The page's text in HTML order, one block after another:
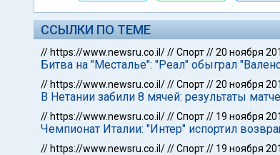
ССЫЛКИ ПО ТЕМЕ
// https://www.newsru.co.il///Спорт//20 ноября
Битва на "Месталье": "Реал" обыграл
// https://www.newsru.co.il///Спорт//20 ноября
В Нетании забили 8 мячей: результаты
// https://www.newsru.co.il///Спорт// 19 ноября
Чемпионат Италии: "Интер" испортил
// https://www.newsru.co.il///Спорт// 19 ноября